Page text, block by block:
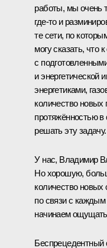
работы, мы очень
где-то и
те сети, по
могу сказать, что
с
и энергетической
энергетиками,
количество новых
протяжённостью в
решать эту задачу.
У нас, Владимир
Но хорошую,
количество новых
по связи с
начинаем